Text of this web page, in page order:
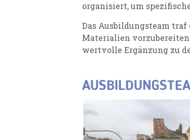
organisiert, um
Das Ausbildungsteam
Materialien
wertvolle Ergänzung zu